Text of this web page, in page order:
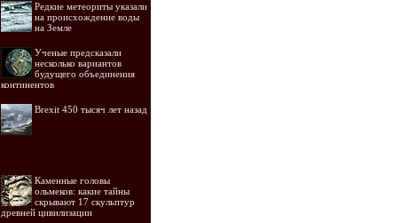
Редкие метеориты указали
на происхождение воды
на Земле
Ученые предсказали
несколько вариантов
будущего объединения
континентов
Brexit 450 тысяч лет назад
Каменные головы
ольмеков: какие тайны
скрывают 17 скульптур
древней цивилизации